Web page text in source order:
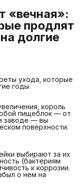
«вечная»:
продлят
долгие
ухода, которые
годы
король
пищеблок — от
заводе — вы
поверхности.
выбирают за их
(бактериям
к коррозии.
о нем на